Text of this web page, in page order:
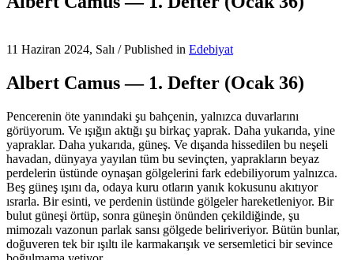
11 Haziran 2024, Salı /Published in Edebiyat
Albert Camus — 1. Defter (Ocak 36)
Pencerenin öte yanındaki şu bahçenin, yalnızca duvarlarını
görüyorum. Ve ışığın aktığı şu birkaç yaprak. Daha yukarıda, yine
yapraklar. Daha yukarıda, güneş. Ve dışanda hissedilen bu neşeli
havadan, dünyaya yayılan tüm bu sevinçten, yaprakların beyaz
perdelerin üstünde oynaşan gölgelerini fark edebiliyorum yalnızca.
Beş güneş ışını da, odaya kuru otların yanık kokusunu akıtıyor
ısrarla. Bir esinti, ve perdenin üstünde gölgeler hareketleniyor. Bir
bulut güneşi örtüp, sonra güneşin önünden çekildiğinde, şu
mimozalı vazonun parlak sansı gölgede beliriveriyor. Bütün bunlar,
doğuveren tek bir ışıltı ile karmakarışık ve sersemletici bir sevince